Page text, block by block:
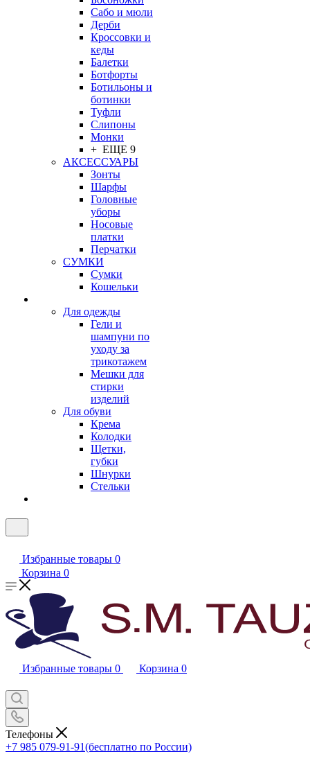
Сабо и мюли
Дерби
Кроссовки и
кеды
Балетки
Ботфорты
Ботильоны и
ботинки
Туфли
Слипоны
Монки
+ ЕЩЕ 9
АКСЕССУАРЫ
Зонты
Шарфы
Головные
уборы
Носовые
платки
Перчатки
СУМКИ
Сумки
Кошельки
Для одежды
Гели и
шампуни по
уходу за
трикотажем
Мешки для
стирки
изделий
Для обуви
Крема
Колодки
Щетки,
губки
Шнурки
Стельки
Избранные товары 0
Корзина 0
Избранные товары 0 Корзина 0
Телефоны
+7 985 079-91-91(бесплатно по России)